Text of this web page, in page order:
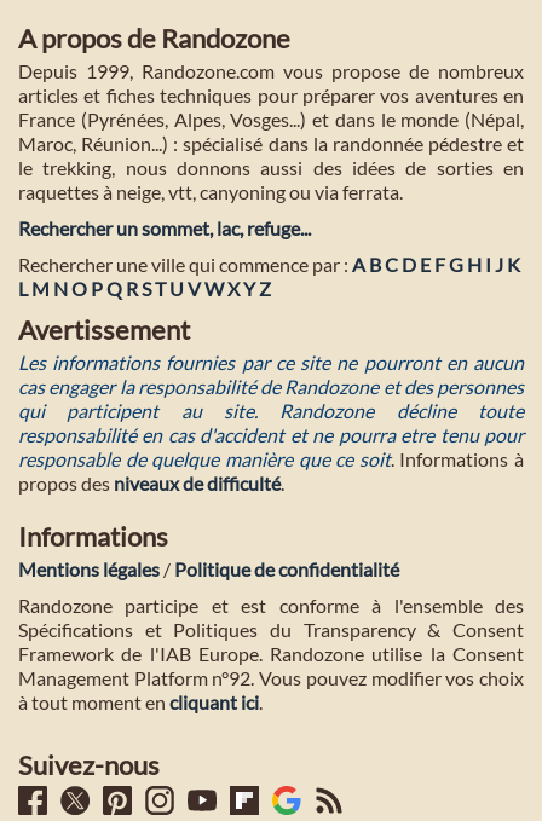
A propos de Randozone
Depuis 1999, Randozone.com vous propose de nombreux
articles et fiches techniques pour préparer vos aventures en
France (Pyrénées, Alpes, Vosges...) et dans le monde (Népal,
Maroc, Réunion...) : spécialisé dans la randonnée pédestre et
le trekking, nous donnons aussi des idées de sorties en
raquettes à neige, vtt, canyoning ou via ferrata.
Rechercher un sommet, lac, refuge...
Rechercher une ville qui commence par : A BC D E FG H I J K
L M NO PQ RST U VWXYZ
Avertissement
Les informations fournies par ce site ne pourront en aucun
cas engager la responsabilité de Randozone et des personnes
qui participent au site. Randozone décline toute
responsabilité en cas d'accident et ne pourra etre tenu pour
responsable de quelque manière que ce soit. Informations à
propos des niveaux de difficulté.
Informations
Mentions légales / Politique de confidentialité
Randozone participe et est conforme à l'ensemble des
Spécifications et Politiques du Transparency & Consent
Framework de l'IAB Europe. Randozone utilise la Consent
Management Platform n°92. Vous pouvez modifier vos choix
à tout moment en cliquant ici.
Suivez-nous